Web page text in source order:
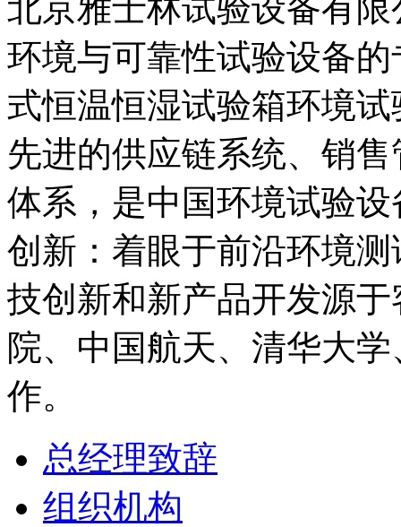
北京雅士林试验设备有
环境与可靠性试验设备
式恒温恒湿试验箱环境
先进的供应链系统、销
体系，是中国环境试验
创新：着眼于前沿环境
技创新和新产品开发源
院、中国航天、清华大
作。
总经理致辞
组织机构